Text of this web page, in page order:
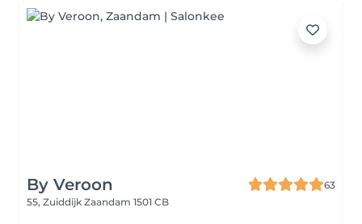
By Veroon
63
55, Zuiddijk Zaandam 1501 CB